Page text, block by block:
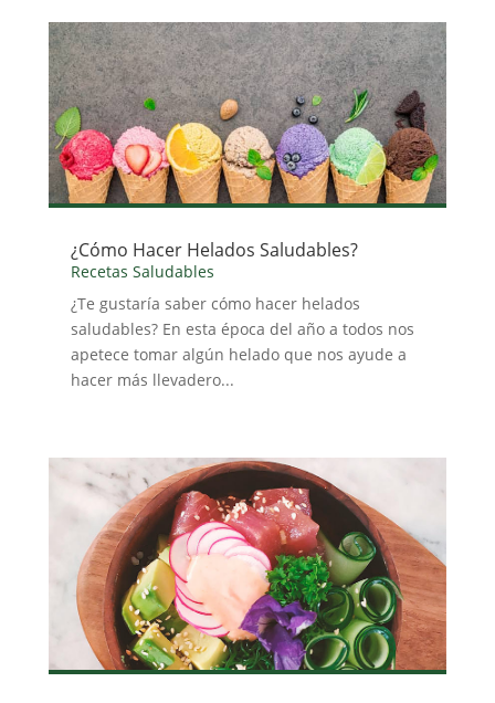
¿Cómo Hacer Helados Saludables?
Recetas Saludables
¿Te gustaría saber cómo hacer helados
saludables? En esta época del año a todos nos
apetece tomar algún helado que nos ayude a
hacer más llevadero...